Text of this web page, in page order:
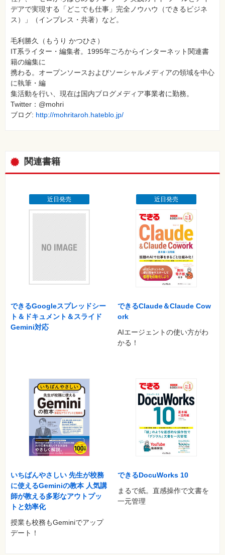
デアで実現する「どこでも仕事」完全ノウハウ（できるビジネ
ス）」（インプレス・共著）など。
毛利勝久（もうり かつひさ）
IT系ライター・編集者。1995年ごろからインターネット関連書
籍の編集に
携わる。オープンソースおよびソーシャルメディアの領域を中心
に執筆・編
集活動を行い、現在は国内ブログメディア事業者に勤務。
Twitter：@mohri
ブログ: http://mohritaroh.hateblo.jp/
関連書籍
近日発売
できるGoogleスプレッドシー
ト＆ドキュメント＆スライド
Gemini対応
近日発売
できるClaude＆Claude Cow
ork
AIエージェントの使い方がわ
かる！
いちばんやさしい 先生が校務
に使えるGeminiの教本 人気講
師が教える多彩なアウトプッ
トと効率化
授業も校務もGeminiでアップ
デート！
できるDocuWorks 10
まるで紙。直感操作で文書を
一元管理